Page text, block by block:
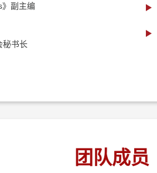
》副主编
秘书长
团队成员